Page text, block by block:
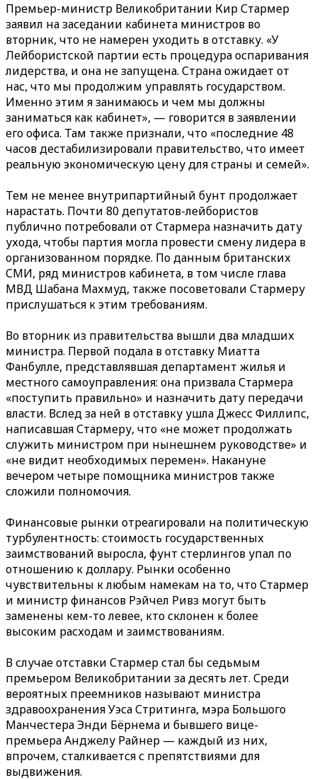
Премьер-министр Великобритании Кир Стармер
заявил на заседании кабинета министров во
вторник, что не намерен уходить в отставку. «У
Лейбористской партии есть процедура оспаривания
лидерства, и она не запущена. Страна ожидает от
нас, что мы продолжим управлять государством.
Именно этим я занимаюсь и чем мы должны
заниматься как кабинет», — говорится в заявлении
его офиса. Там также признали, что «последние 48
часов дестабилизировали правительство, что имеет
реальную экономическую цену для страны и семей».
Тем не менее внутрипартийный бунт продолжает
нарастать. Почти 80 депутатов-лейбористов
публично потребовали от Стармера назначить дату
ухода, чтобы партия могла провести смену лидера в
организованном порядке. По данным британских
СМИ, ряд министров кабинета, в том числе глава
МВД Шабана Махмуд, также посоветовали Стармеру
прислушаться к этим требованиям.
Во вторник из правительства вышли два младших
министра. Первой подала в отставку Миатта
Фанбулле, представлявшая департамент жилья и
местного самоуправления: она призвала Стармера
«поступить правильно» и назначить дату передачи
власти. Вслед за ней в отставку ушла Джесс Филлипс,
написавшая Стармеру, что «не может продолжать
служить министром при нынешнем руководстве» и
«не видит необходимых перемен». Накануне
вечером четыре помощника министров также
сложили полномочия.
Финансовые рынки отреагировали на политическую
турбулентность: стоимость государственных
заимствований выросла, фунт стерлингов упал по
отношению к доллару. Рынки особенно
чувствительны к любым намекам на то, что Стармер
и министр финансов Рэйчел Ривз могут быть
заменены кем-то левее, кто склонен к более
высоким расходам и заимствованиям.
В случае отставки Стармер стал бы седьмым
премьером Великобритании за десять лет. Среди
вероятных преемников называют министра
здравоохранения Уэса Стритинга, мэра Большого
Манчестера Энди Бёрнема и бывшего вице-
премьера Анджелу Райнер — каждый из них,
впрочем, сталкивается с препятствиями для
выдвижения.